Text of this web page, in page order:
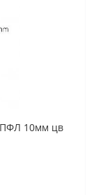
ПФЛ 10мм цв